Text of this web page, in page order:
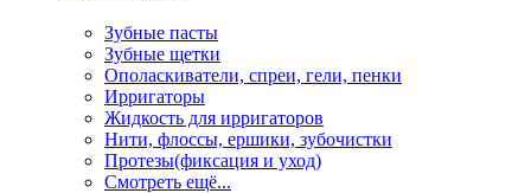
Зубные пасты
Зубные щетки
Ополаскиватели, спреи, гели, пенки
Ирригаторы
Жидкость для ирригаторов
Нити, флосcы, ершики, зубочистки
Протезы(фиксация и уход)
Смотреть ещё...